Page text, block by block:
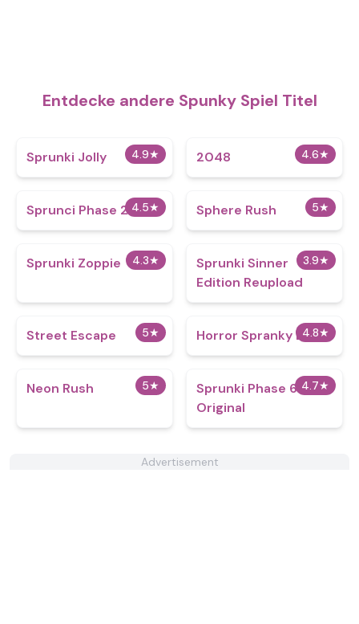
Entdecke andere Spunky Spiel Titel
4.9★
Sprunki Jolly 4.6★
2048
4.5★
Sprunci Phase 2 5★
Sphere Rush
4.3★
Sprunki Zoppie 3.9★
Sprunki Sinner
Edition Reupload
5★
Street Escape 4.8★
Horror Spranky Beats
5★
Neon Rush 4.7★
Sprunki Phase 6
Original
Advertisement